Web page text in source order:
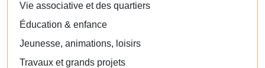
Vie associative et des quartiers
Éducation & enfance
Jeunesse, animations, loisirs
Travaux et grands projets